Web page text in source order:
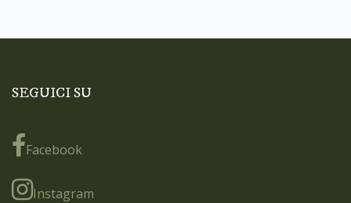
SEGUICI SU
Facebook
Instagram